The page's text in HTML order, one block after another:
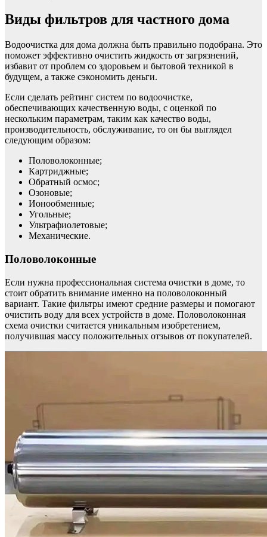
Виды фильтров для частного дома
Водоочистка для дома должна быть правильно подобрана. Это
поможет эффективно очистить жидкость от загрязнений,
избавит от проблем со здоровьем и бытовой техникой в
будущем, а также сэкономить деньги.
Если сделать рейтинг систем по водоочистке,
обеспечивающих качественную воды, с оценкой по
нескольким параметрам, таким как качество воды,
производительность, обслуживание, то он бы выглядел
следующим образом:
Половолоконные;
Картриджные;
Обратный осмос;
Озоновые;
Ионообменные;
Угольные;
Ультрафиолетовые;
Механические.
Половолоконные
Если нужна профессиональная система очистки в доме, то
стоит обратить внимание именно на половолоконный
вариант. Такие фильтры имеют средние размеры и помогают
очистить воду для всех устройств в доме. Половолоконная
схема очистки считается уникальным изобретением,
получившая массу положительных отзывов от покупателей.